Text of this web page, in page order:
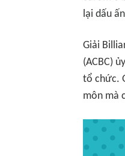
lại dấu
Giải
(ACBC)
tổ chức.
môn mà